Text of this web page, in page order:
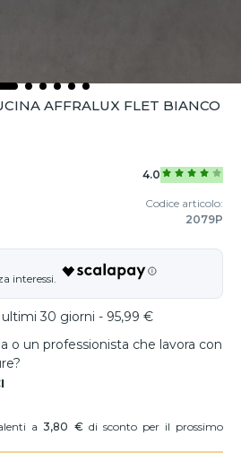
AFFRALUX FLET BIANCO
4.0
Codice articolo:
2079P
30 giorni - 95,99 €
o un professionista che lavora con
a3,80 €di sconto per il prossimo